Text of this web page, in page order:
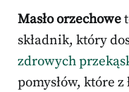
Masło orzechowe
składnik, który
zdrowych
pomysłów, które